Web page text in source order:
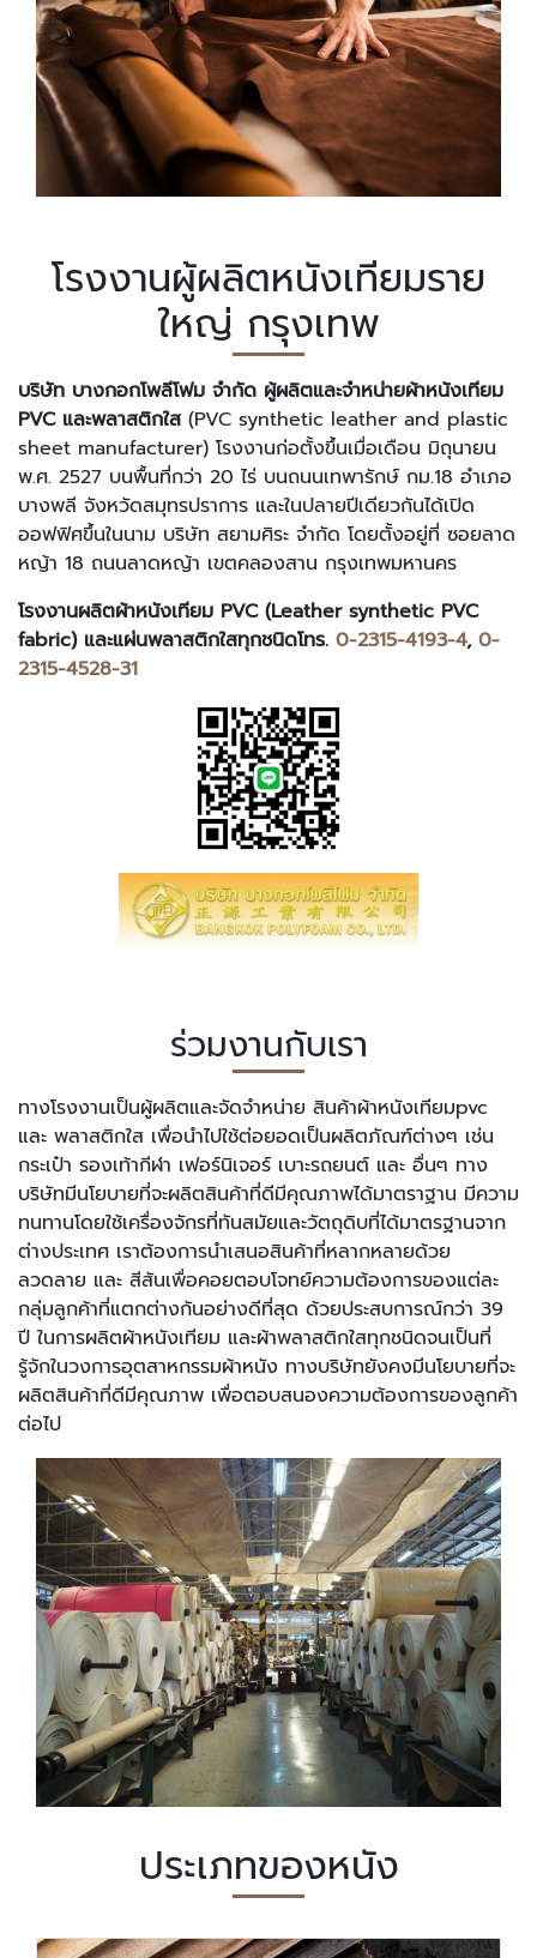
โรงงานผู้ผลิตหนังเทียมราย
ใหญ่ กรุงเทพ
บริษัท บางกอกโพลีโฟม จำกัด ผู้ผลิตและจำหน่ายผ้าหนังเทียม
PVC และพลาสติกใส(PVC synthetic leather and plastic
sheet manufacturer) โรงงานก่อตั้งขึ้นเมื่อเดือน มิถุนายน
พ.ศ. 2527 บนพื้นที่กว่า 20 ไร่ บนถนนเทพารักษ์ กม.18 อำเภอ
บางพลี จังหวัดสมุทรปราการ และในปลายปีเดียวกันได้เปิด
ออฟฟิศขึ้นในนาม บริษัท สยามศิระ จำกัด โดยตั้งอยู่ที่ ซอยลาด
หญ้า 18 ถนนลาดหญ้า เขตคลองสาน กรุงเทพมหานคร
โรงงานผลิตผ้าหนังเทียม PVC (Leather synthetic PVC
fabric) และแผ่นพลาสติกใสทุกชนิดโทร. 0-2315-4193-4, 0-
2315-4528-31
ร่วมงานกับเรา
ทางโรงงานเป็นผู้ผลิตและจัดจำหน่าย สินค้าผ้าหนังเทียมpvc
และ พลาสติกใส เพื่อนำไปใช้ต่อยอดเป็นผลิตภัณฑ์ต่างๆ เช่น
กระเป๋า รองเท้ากีฬา เฟอร์นิเจอร์ เบาะรถยนต์ และ อื่นๆ ทาง
บริษัทมีนโยบายที่จะผลิตสินค้าที่ดีมีคุณภาพได้มาตราฐาน มีความ
ทนทานโดยใช้เครื่องจักรที่ทันสมัยและวัตถุดิบที่ได้มาตรฐานจาก
ต่างประเทศ เราต้องการนำเสนอสินค้าที่หลากหลายด้วย
ลวดลาย และ สีสันเพื่อคอยตอบโจทย์ความต้องการของแต่ละ
กลุ่มลูกค้าที่แตกต่างกันอย่างดีที่สุด ด้วยประสบการณ์กว่า 39
ปี ในการผลิตผ้าหนังเทียม และผ้าพลาสติกใสทุกชนิดจนเป็นที่
รู้จักในวงการอุตสาหกรรมผ้าหนัง ทางบริษัทยังคงมีนโยบายที่จะ
ผลิตสินค้าที่ดีมีคุณภาพ เพื่อตอบสนองความต้องการของลูกค้า
ต่อไป
ประเภทของหนัง